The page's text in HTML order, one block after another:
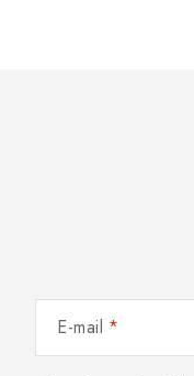
E-mail